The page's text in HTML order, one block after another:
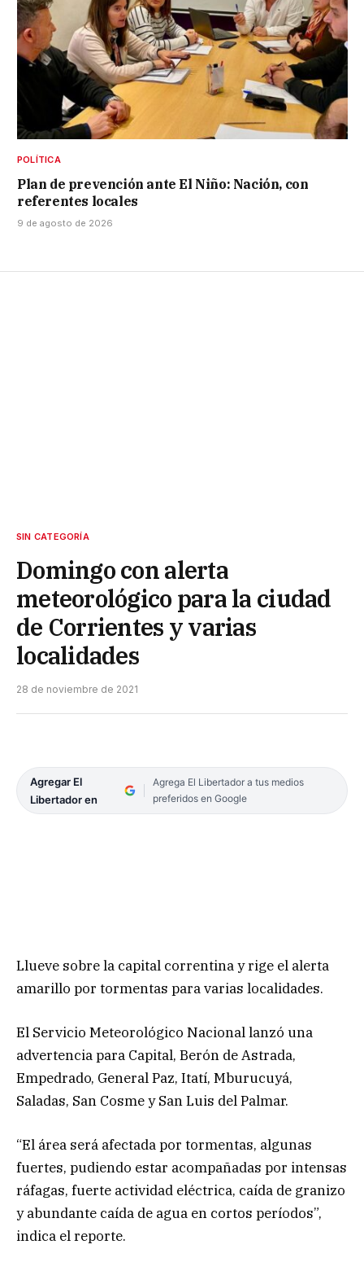
POLÍTICA
Plan de prevención ante El Niño: Nación, con
referentes locales
9 de agosto de 2026
SIN CATEGORÍA
Domingo con alerta
meteorológico para la ciudad
de Corrientes y varias
localidades
28 de noviembre de 2021
Agregar El
Libertador en
Agrega El Libertador a tus medios
preferidos en Google
Llueve sobre la capital correntina y rige el alerta
amarillo por tormentas para varias localidades.
El Servicio Meteorológico Nacional lanzó una
advertencia para Capital, Berón de Astrada,
Empedrado, General Paz, Itatí, Mburucuyá,
Saladas, San Cosme y San Luis del Palmar.
“El área será afectada por tormentas, algunas
fuertes, pudiendo estar acompañadas por intensas
ráfagas, fuerte actividad eléctrica, caída de granizo
y abundante caída de agua en cortos períodos”,
indica el reporte.